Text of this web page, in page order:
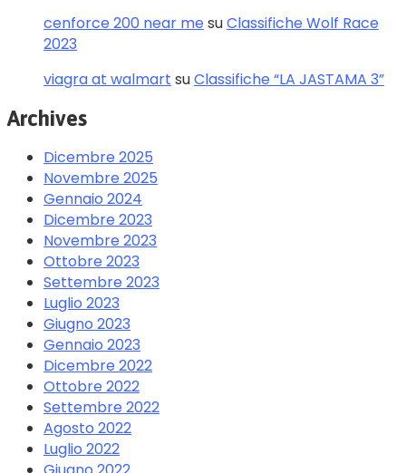
cenforce 200 near mesuClassifiche Wolf Race
2023
viagra at walmart suClassifiche “LA JASTAMA 3”
Archives
Dicembre 2025
Novembre 2025
Gennaio 2024
Dicembre 2023
Novembre 2023
Ottobre 2023
Settembre 2023
Luglio 2023
Giugno 2023
Gennaio 2023
Dicembre 2022
Ottobre 2022
Settembre 2022
Agosto 2022
Luglio 2022